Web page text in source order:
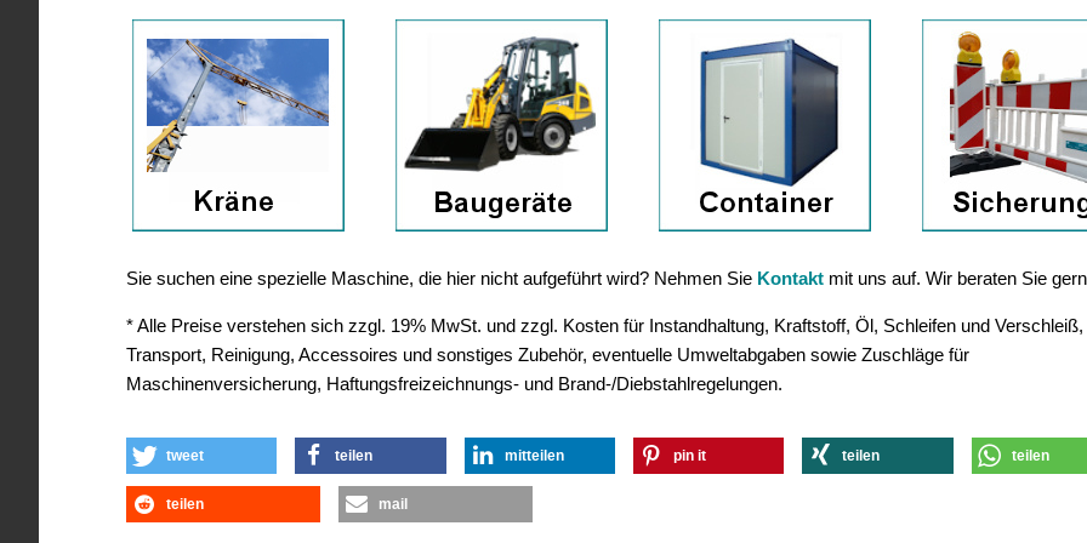
Sie suchen eine spezielle Maschine, die hier nicht aufgeführt wird? Nehmen Sie Kontakt mit uns auf. Wir beraten Sie
* Alle Preise verstehen sich zzgl. 19% MwSt. und zzgl. Kosten für Instandhaltung, Kraftstoff, Öl, Schleifen und Verschleiß,
Transport, Reinigung, Accessoires und sonstiges Zubehör, eventuelle Umweltabgaben sowie Zuschläge für
Maschinenversicherung, Haftungsfreizeichnungs- und Brand-/Diebstahlregelungen.
tweet teilen mitteilen pin it teilen teilen
teilen mail